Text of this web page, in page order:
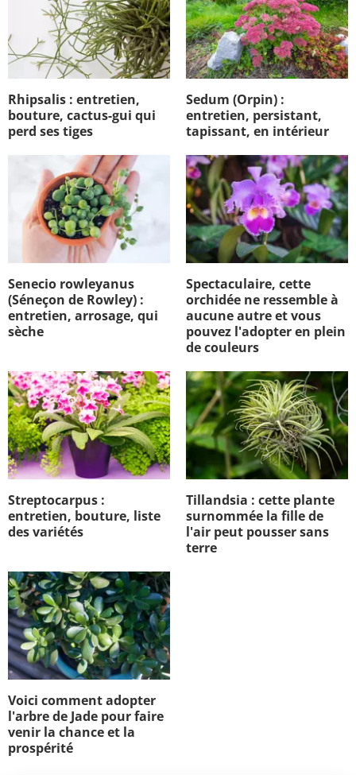
Rhipsalis : entretien,
bouture, cactus-gui qui
perd ses tiges
Sedum (Orpin) :
entretien, persistant,
tapissant, en intérieur
Senecio rowleyanus
(Séneçon de Rowley) :
entretien, arrosage, qui
sèche
Spectaculaire, cette
orchidée ne ressemble à
aucune autre et vous
pouvez l'adopter en plein
de couleurs
Streptocarpus :
entretien, bouture, liste
des variétés
Tillandsia : cette plante
surnommée la fille de
l'air peut pousser sans
terre
Voici comment adopter
l'arbre de Jade pour faire
venir la chance et la
prospérité